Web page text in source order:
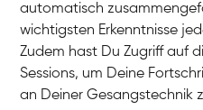
automatisch
wichtigsten Erkenntnisse
Zudem hast Du Zugriff auf
Sessions, um Deine
an Deiner Gesangstechnik